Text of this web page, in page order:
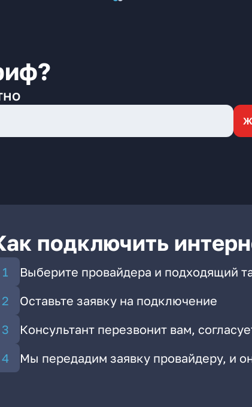
подключить
Выберите провайдера и подходящий
Оставьте заявку на подключение
Консультант перезвонит вам,
Мы передадим заявку провайдеру, и